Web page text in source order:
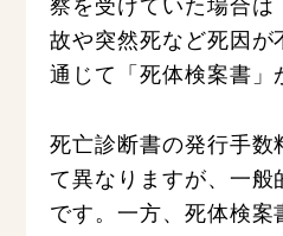
故や突然死など死因が
通じて「死体検案書」
死亡診断書の発行手数
て異なりますが、一
です。一方、死体検案